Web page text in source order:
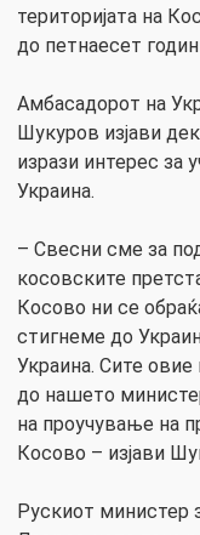
територијата на
до петнаесет
Амбасадорот на
Шукуров изјави
изрази интерес за
Украина.
– Свесни сме за
косовските
Косово ни се
стигнеме до
Украина. Сите
до нашето
на проучување на
Косово – изјави
Рускиот министер